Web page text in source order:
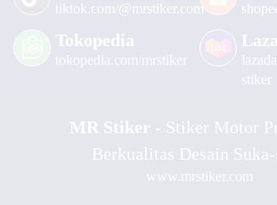
tiktok.com/@mrstiker.com
Tokopedia
tokopedia.com/mrstiker
stiker
MR Stiker - Stiker Motor
Berkualitas Desain Suka-
www.mrstiker.com